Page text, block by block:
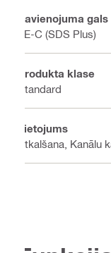
Savienojuma gals
TE-C (SDS Plus)
Produkta klase
Standard
Lietojums
Atkalšana, Kanālu